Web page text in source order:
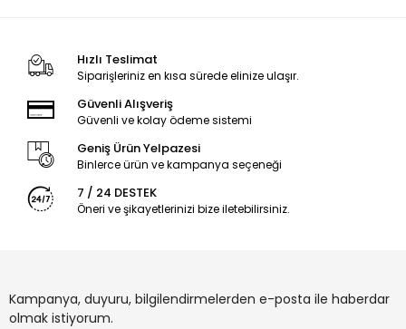
Hızlı Teslimat
Siparişleriniz en kısa sürede elinize ulaşır.
Güvenli Alışveriş
Güvenli ve kolay ödeme sistemi
Geniş Ürün Yelpazesi
Binlerce ürün ve kampanya seçeneği
7 / 24 DESTEK
Öneri ve şikayetlerinizi bize iletebilirsiniz.
Kampanya, duyuru, bilgilendirmelerden e-posta ile haberdar
olmak istiyorum.